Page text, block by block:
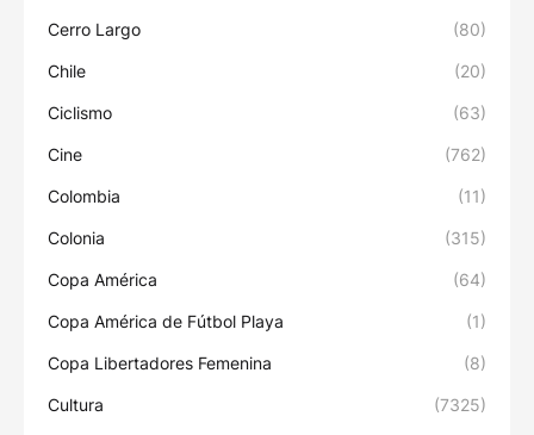
Cerro Largo (80)
Chile (20)
Ciclismo (63)
Cine (762)
Colombia (11)
Colonia (315)
Copa América (64)
Copa América de Fútbol Playa (1)
Copa Libertadores Femenina (8)
Cultura (7325)